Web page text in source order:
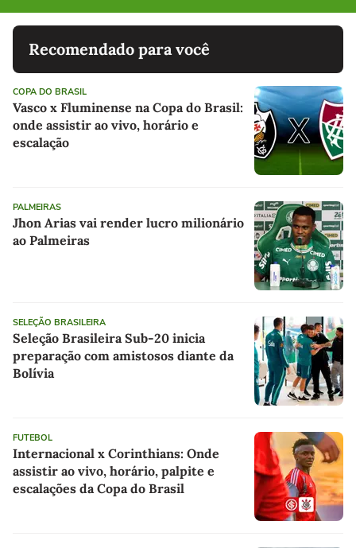
Recomendado para você
COPA DO BRASIL
Vasco x Fluminense na Copa do Brasil:
onde assistir ao vivo, horário e
escalação
PALMEIRAS
Jhon Arias vai render lucro milionário
ao Palmeiras
SELEÇÃO BRASILEIRA
Seleção Brasileira Sub-20 inicia
preparação com amistosos diante da
Bolívia
FUTEBOL
Internacional x Corinthians: Onde
assistir ao vivo, horário, palpite e
escalações da Copa do Brasil